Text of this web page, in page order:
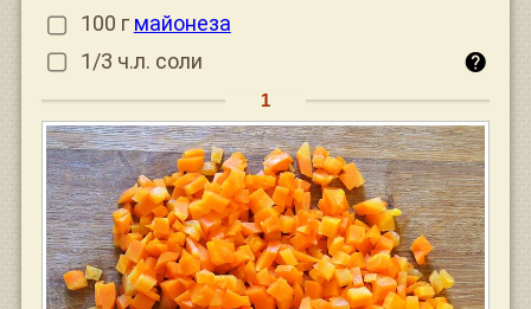
100 г майонеза
1/3 ч.л. соли